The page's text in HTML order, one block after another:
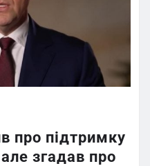
про підтримку
але згадав про